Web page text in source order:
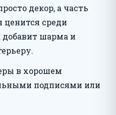
декор, а часть
ценится среди
добавит шарма и
в хорошем
подписями или